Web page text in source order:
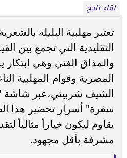
لقاء ناجح
تعتبر مهلبية البليلة
التقليدية التي تجمع بين
والمذاق الغني وهي ابتكار
المصرية وقوام المهلبية
الشيف شربيني،عبر
سفرة" أسرار تحضير هذا
يقاوم ليكون خياراً مثالياً
مشرفة بأقل مجهود.